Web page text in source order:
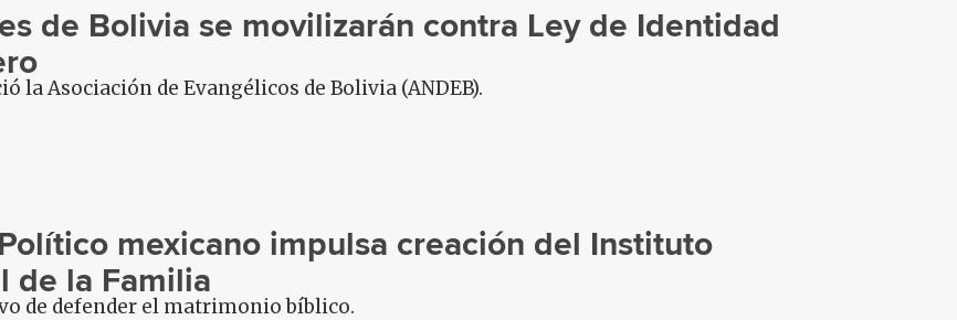
de Bolivia se movilizarán contra Ley de Identidad
la Asociación de Evangélicos de Bolivia (ANDEB).
mexicano impulsa creación del Instituto
de la Familia
de defender el matrimonio bíblico.